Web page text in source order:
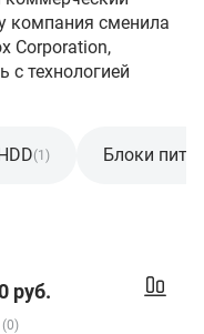
компания сменила
Corporation,
с технологией
(1) Блоки
руб.
(0)